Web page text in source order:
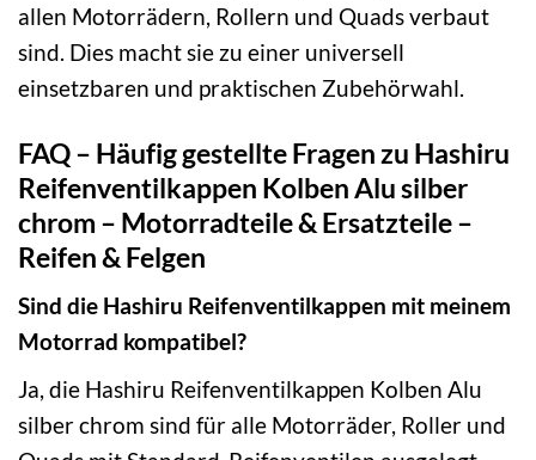
allen Motorrädern, Rollern und Quads verbaut
sind. Dies macht sie zu einer universell
einsetzbaren und praktischen Zubehörwahl.
FAQ – Häufig gestellte Fragen zu Hashiru
Reifenventilkappen Kolben Alu silber
chrom – Motorradteile & Ersatzteile –
Reifen & Felgen
Sind die Hashiru Reifenventilkappen mit meinem
Motorrad kompatibel?
Ja, die Hashiru Reifenventilkappen Kolben Alu
silber chrom sind für alle Motorräder, Roller und